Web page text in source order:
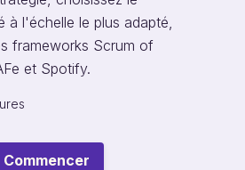
à l'échelle le plus adapté,
frameworks Scrum of
et Spotify.
Commencer